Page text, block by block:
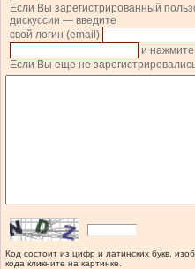
Если Вы зарегистрированный
дискуссии — введите
свой логин (email)
и нажмите
Если Вы еще не
Код состоит из цифр и латинских букв,
кода кликните на картинке.